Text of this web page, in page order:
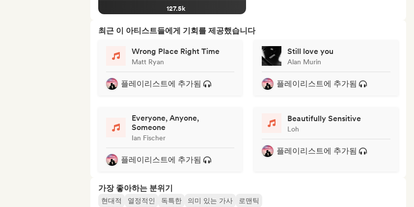
127.5k
최근 이 아티스트들에게 기회를 제공했습니다
Wrong Place Right Time
Matt Ryan
플레이리스트에 추가됨
Still love you
Alan Murin
플레이리스트에 추가됨
Everyone, Anyone,
Someone
Ian Fischer
플레이리스트에 추가됨
Beautifully Sensitive
Loh
플레이리스트에 추가됨
가장 좋아하는 분위기
현대적 열정적인 독특한 의미 있는 가사 로맨틱